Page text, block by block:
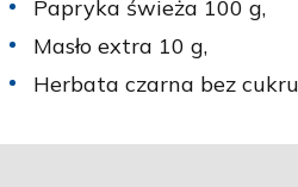
Papryka świeża 100 g,
Masło extra 10 g,
Herbata czarna bez